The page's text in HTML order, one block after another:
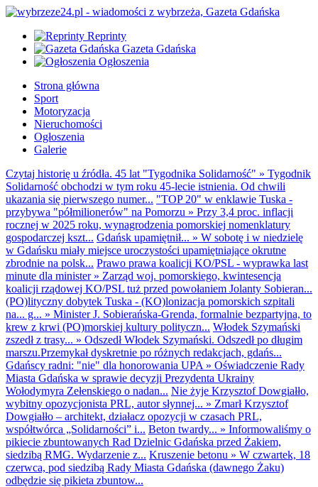
Reprinty
Gazeta Gdańska
Ogłoszenia
Strona główna
Sport
Motoryzacja
Nieruchomości
Ogłoszenia
Galerie
Czytaj historię u źródła. 45 lat "Tygodnika Solidarność" » Tygodnik
Solidarność obchodzi w tym roku 45-lecie istnienia. Od chwili
ukazania się pierwszego numer... "TOP 20" w enklawie Tuska -
przybywa "półmilionerów" na Pomorzu » Przy 3,4 proc. inflacji
rocznej w 2025 roku, wynagrodzenia pomorskiej nomenklatury
gospodarczej kszt... Gdańsk upamiętnił... » W sobotę i w niedzielę
w Gdańsku miały miejsce uroczystości upamiętniające okrutne
zbrodnie na polsk... Prawo prawa koalicji KO/PSL - wyprawka last
minute dla minister» Zarząd woj. pomorskiego, kwintesencja
koalicji rządowej KO/PSL tuż przed powołaniem Jolanty Sobieran...
(PO)lityczny dobytek Tuska - (KO)lonizacja pomorskich szpitali
na... g... » Minister J. Sobierańska-Grenda, formalnie bezpartyjna, to
krew z krwi (PO)morskiej kultury polityczn... Włodek Szymański
zszedł z trasy... » Odszedł Włodek Szymański. Odszedł po długim
marszu.Przemykał dyskretnie po różnych redakcjach, gdańs...
Gdańscy radni: "nie" dla honorowania UPA » Oświadczenie Rady
Miasta Gdańska w sprawie decyzji Prezydenta Ukrainy
Wołodymyra Zełenskiego o nadan... Nie żyje Krzysztof Dowgiałło,
wybitny opozycjonista PRL, autor słynnej... » Zmarł Krzysztof
Dowgiałło – architekt, działacz opozycji w czasach PRL,
współtwórca „Solidarności” i... Beton twardy... » Informowaliśmy o
pikiecie zbuntowanych Rad Dzielnic Gdańska przed Żakiem,
siedzibą RMG. Wydarzenie z... Kruszenie betonu » W czwartek, 18
czerwca, pod siedzibą Rady Miasta Gdańska (dawnego Żaku)
odbędzie się pikieta zbuntow...